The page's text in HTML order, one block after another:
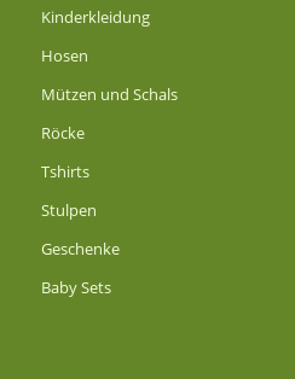
Kinderkleidung
Hosen
Mützen und Schals
Röcke
Tshirts
Stulpen
Geschenke
Baby Sets